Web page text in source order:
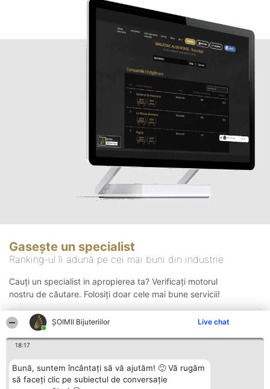
ŞOIMII Bijuteriilor Live chat
18:17
Bună, suntem încântați să vă ajutăm! 🙂 Vă rugăm
să faceți clic pe subiectul de conversație
Gasește un specialist
Ranking-ul îi adună pe cei mai buni din industrie
Cauți un specialist in apropierea ta? Verificați motorul
nostru de căutare. Folosiți doar cele mai bune servicii!